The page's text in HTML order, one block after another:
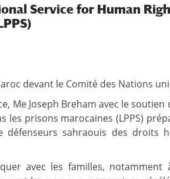
Service for Human
devant le Comité des Nations
Me Joseph Breham avec le
prisons marocaines (LPPS)
sahraouis des droits
avec les familles, notamment